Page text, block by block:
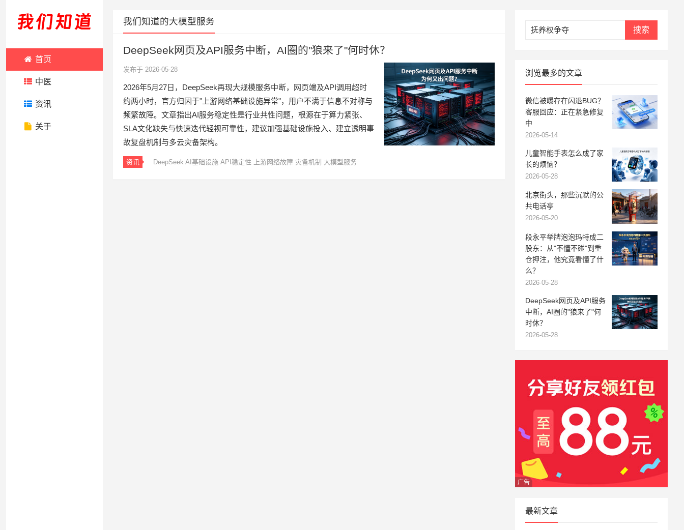
首页
中医
资讯
关于
我们知道的大模型服务
DeepSeek网页及API服务中断，AI圈的"狼来了"何时休？
发布于 2026-05-28
2026年5月27日，DeepSeek再现大规模服务中断，网页端及API调用超时
约两小时，官方归因于"上游网络基础设施异常"，用户不满于信息不对称与
频繁故障。文章指出AI服务稳定性是行业共性问题，根源在于算力紧张、
SLA文化缺失与快速迭代轻视可靠性，建议加强基础设施投入、建立透明事
故复盘机制与多云灾备架构。
资讯 DeepSeek AI基础设施 API稳定性 上游网络故障 灾备机制 大模型服务
搜索
浏览最多的文章
微信被曝存在闪退BUG？
客服回应：正在紧急修复
中
2026-05-14
儿童智能手表怎么成了家
长的烦恼？
2026-05-28
北京街头，那些沉默的公
共电话亭
2026-05-20
段永平举牌泡泡玛特成二
股东：从"不懂不碰"到重
仓押注，他究竟看懂了什
么？
2026-05-28
DeepSeek网页及API服务
中断，AI圈的"狼来了"何
时休？
2026-05-28
广告
最新文章